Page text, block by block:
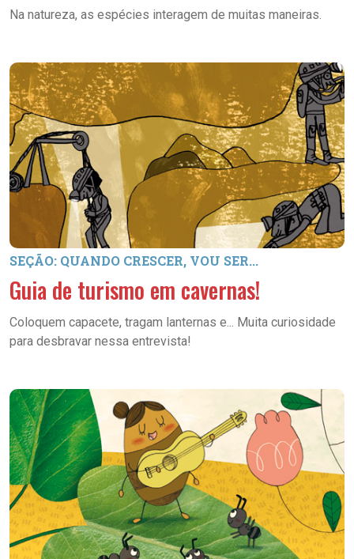
Na natureza, as espécies interagem de muitas maneiras.
SEÇÃO: QUANDO CRESCER, VOU SER...
Guia de turismo em cavernas!
Coloquem capacete, tragam lanternas e... Muita curiosidade
para desbravar nessa entrevista!